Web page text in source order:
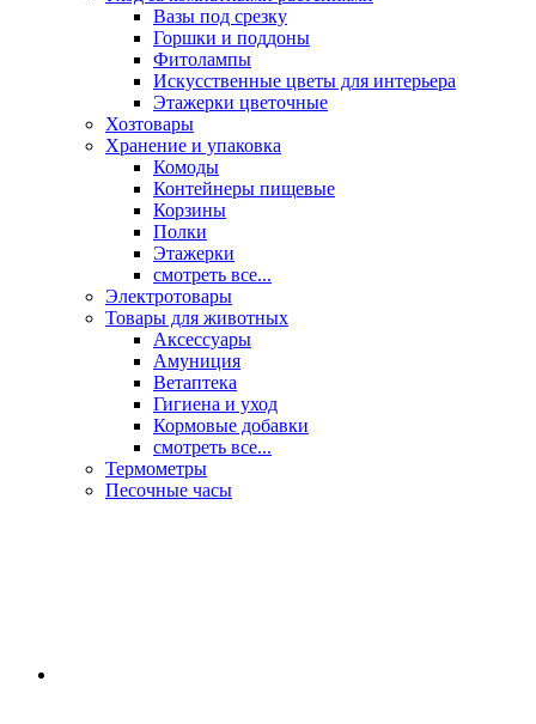
Вазы под срезку
Горшки и поддоны
Фитолампы
Искусственные цветы для интерьера
Этажерки цветочные
Хозтовары
Хранение и упаковка
Комоды
Контейнеры пищевые
Корзины
Полки
Этажерки
смотреть все...
Электротовары
Товары для животных
Аксессуары
Амуниция
Ветаптека
Гигиена и уход
Кормовые добавки
смотреть все...
Термометры
Песочные часы